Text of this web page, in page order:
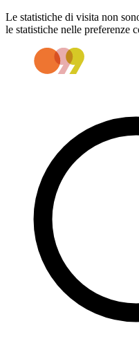
Le statistiche di visita non
le statistiche nelle preferenze